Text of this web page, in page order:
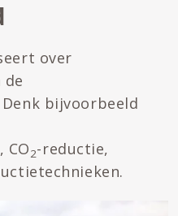
over
bijvoorbeeld
CO2-reductie,